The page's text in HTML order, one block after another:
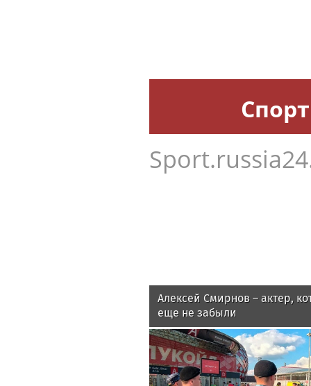
Спорт
Алексей Смирнов – актер,
еще не забыли